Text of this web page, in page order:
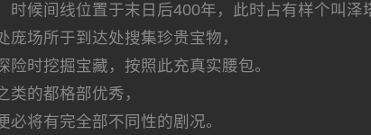
时候间线位置于末日后400年，此时占有样个叫泽
场所于到达处搜集珍贵宝物，
时挖掘宝藏，按照此充真实腰包。
的都格部优秀，
将有完全部不同性的剧况。